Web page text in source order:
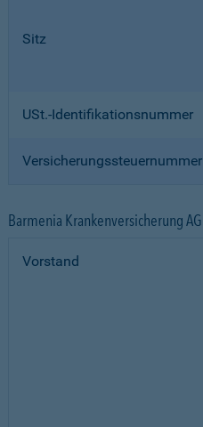
Sitz
USt.-Identifikationsnummer
Versicherungssteuernummer
Barmenia Krankenversicherung AG
Vorstand